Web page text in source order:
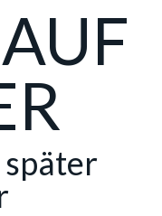
später